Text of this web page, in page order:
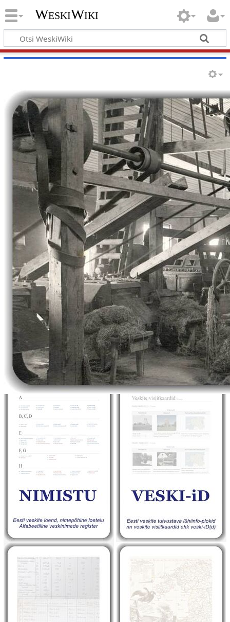
WeskiWiki
WESKIWIKI -
EESTI VESKID
olnuist & olevaist